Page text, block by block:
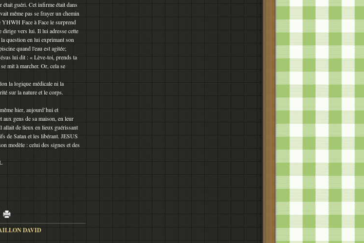
était guéri. Cet infirme était dans
même pas se frayer un chemin
YHWH Face à Face le surprend
dirige vers lui. Il lui adresse cette
question en lui exprimant son
quand l'eau est agitée;
lui dit : « Lève-toi, prends ta
mit à marcher. Or, cela se
la logique médicale ni la
sur la nature et le corps.
hier, aujourd’hui et
aux gens de sa maison, en leur
allait de lieux en lieux guérissant
de Satan et les libérant. JESUS
modèle : celui des signes et des
DAVID